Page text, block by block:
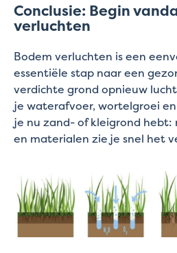
Conclusie: Begin
verluchten
Bodem verluchten is een
essentiële stap naar een
verdichte grond opnieuw
je waterafvoer, wortelgroei
je nu zand- of kleigrond
en materialen zie je snel het